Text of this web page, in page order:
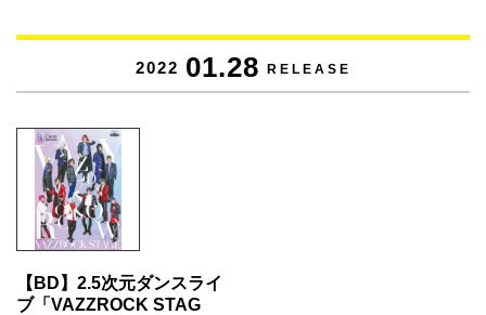
2022 01.28 RELEASE
【BD】2.5次元ダンスライ
ブ「VAZZROCK STAG